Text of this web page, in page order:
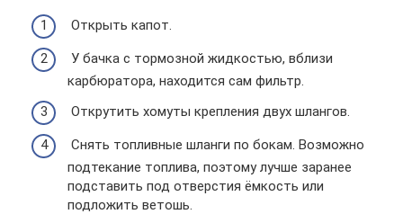
Открыть капот.
У бачка с тормозной жидкостью, вблизи
карбюратора, находится сам фильтр.
Открутить хомуты крепления двух шлангов.
Снять топливные шланги по бокам. Возможно
подтекание топлива, поэтому лучше заранее
подставить под отверстия ёмкость или
подложить ветошь.